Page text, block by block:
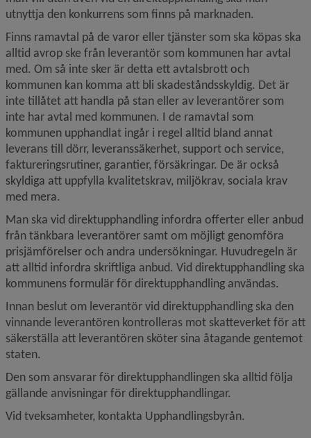
utnyttja den konkurrens som finns på marknaden.
Finns ramavtal på de varor eller tjänster som ska köpas ska
alltid avrop ske från leverantör som kommunen har avtal
med. Om så inte sker är detta ett avtalsbrott och
kommunen kan komma att bli skadeståndsskyldig. Det är
inte tillåtet att handla på stan eller av leverantörer som
inte har avtal med kommunen. I de ramavtal som
kommunen upphandlat ingår i regel alltid bland annat
leverans till dörr, leveranssäkerhet, support och service,
fakturerings­rutiner, garantier, försäkringar. De är också
skyldiga att uppfylla kvalitetskrav, miljökrav, sociala krav
med mera.
Man ska vid direktupphandling infordra offerter eller anbud
från tänkbara leverantörer samt om möjligt genomföra
prisjämförelser och andra undersökningar. Huvudregeln är
att alltid infordra skriftliga anbud. Vid direktupphandling ska
kommunens formulär för direktupphandling användas.
Innan beslut om leverantör vid direktupphandling ska den
vinnande leverantören kontrolleras mot skatteverket för att
säkerställa att leverantören sköter sina åtagande gentemot
staten.
Den som ansvarar för direktupphandlingen ska alltid följa
gällande anvisningar för direktupphandlingar.
Vid tveksamheter, kontakta Upphandlingsbyrån.